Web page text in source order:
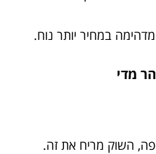
מדהימה במחיר יותר נוח.
השוק מריח את זה.